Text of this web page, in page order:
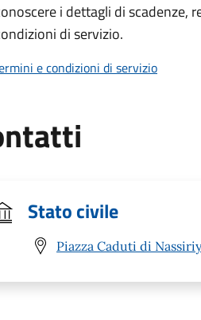
i dettagli di
di servizio.
e condizioni di servizio
Stato civile
Piazza Caduti di